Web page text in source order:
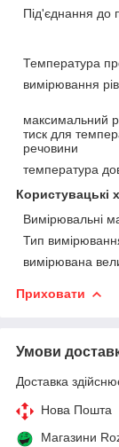
Під'єднання до
Температура
вимірювання
максимальний
тиск для
речовини
температура
Користувацькi
Вимірювальні
Тип
вимірювана
Приховати
Умови
Доставка
Нова Пошта
Магазини